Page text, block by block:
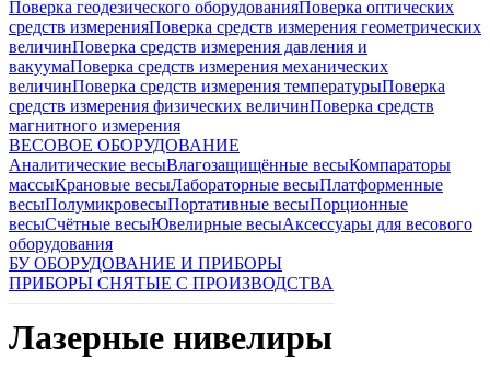
Поверка геодезического оборудованияПоверка оптических
средств измеренияПоверка средств измерения геометрических
величинПоверка средств измерения давления и
вакуумаПоверка средств измерения механических
величинПоверка средств измерения температурыПоверка
средств измерения физических величинПоверка средств
магнитного измерения
ВЕСОВОЕ ОБОРУДОВАНИЕ
Аналитические весыВлагозащищённые весыКомпараторы
массыКрановые весыЛабораторные весыПлатформенные
весыПолумикровесыПортативные весыПорционные
весыСчётные весыЮвелирные весыАксессуары для весового
оборудования
БУ ОБОРУДОВАНИЕ И ПРИБОРЫ
ПРИБОРЫ СНЯТЫЕ С ПРОИЗВОДСТВА
Лазерные нивелиры